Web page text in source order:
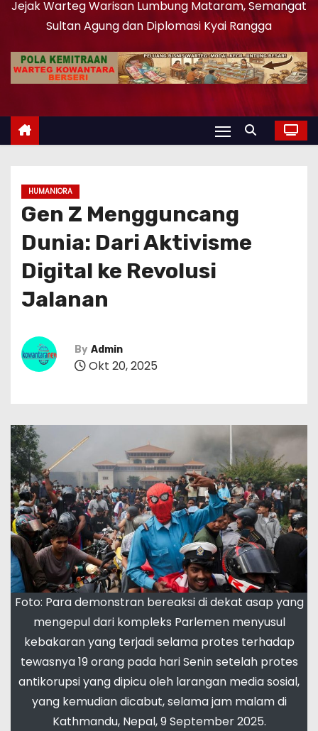
Jejak Warteg Warisan Lumbung Mataram, Semangat
Sultan Agung dan Diplomasi Kyai Rangga
HUMANIORA
Gen Z Mengguncang
Dunia: Dari Aktivisme
Digital ke Revolusi
Jalanan
By Admin
Okt 20, 2025
Foto: Para demonstran bereaksi di dekat asap yang
mengepul dari kompleks Parlemen menyusul
kebakaran yang terjadi selama protes terhadap
tewasnya 19 orang pada hari Senin setelah protes
antikorupsi yang dipicu oleh larangan media sosial,
yang kemudian dicabut, selama jam malam di
Kathmandu, Nepal, 9 September 2025.